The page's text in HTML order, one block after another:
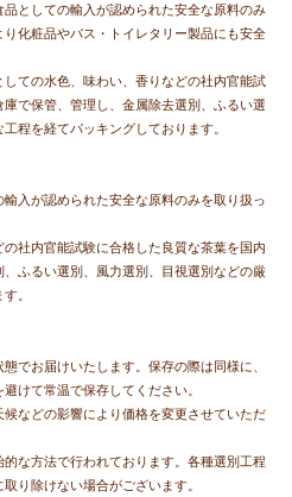
としての輸入が認められた安全な原料のみ
化粧品やバス・トイレタリー製品にも安全
ての水色、味わい、香りなどの社内官能試
で保管、管理し、金属除去選別、ふるい選
程を経てパッキングしております。
入が認められた安全な原料のみを取り扱っ
社内官能試験に合格した良質な茶葉を国内
ふるい選別、風力選別、目視選別などの厳
。
でお届けいたします。保存の際は同様に、
けて常温で保存してください。
などの影響により価格を変更させていただ
な方法で行われております。各種選別工程
り除けない場合がございます。